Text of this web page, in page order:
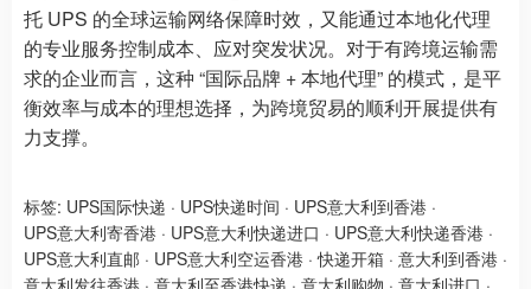
托 UPS 的全球运输网络保障时效，又能通过本地化代理
的专业服务控制成本、应对突发状况。对于有跨境运输需
求的企业而言，这种 “国际品牌 + 本地代理” 的模式，是平
衡效率与成本的理想选择，为跨境贸易的顺利开展提供有
力支撑。
标签: UPS国际快递 · UPS快递时间 · UPS意大利到香港 ·
UPS意大利寄香港 · UPS意大利快递进口 · UPS意大利快递香港 ·
UPS意大利直邮 · UPS意大利空运香港 ·快递开箱 · 意大利到香港 ·
意大利发往香港 · 意大利至香港快递 · 意大利购物 · 意大利进口 ·